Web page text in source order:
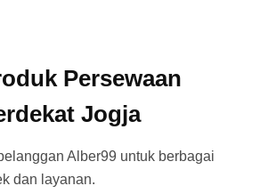
Persewaan
Jogja
Alber99 untuk berbagai
dan layanan.